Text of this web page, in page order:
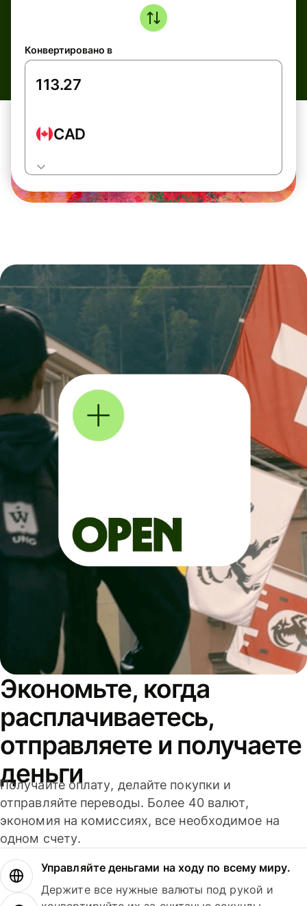
Конвертировано в
CAD
Экономьте, когда
расплачиваетесь,
отправляете и получаете
деньги
Получайте оплату, делайте покупки и
отправляйте переводы. Более 40 валют,
экономия на комиссиях, все необходимое на
одном счету.
Управляйте деньгами на ходу по всему миру.
Держите все нужные валюты под рукой и